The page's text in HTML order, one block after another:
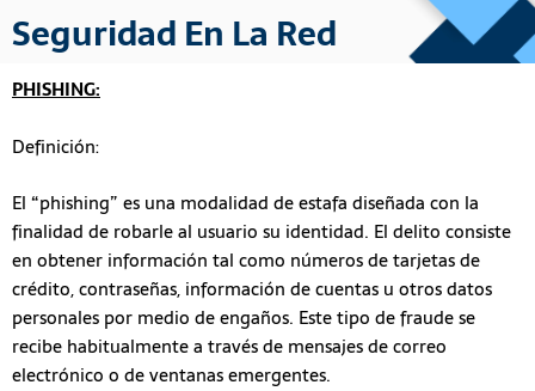
Seguridad En La Red
PHISHING:
Definición:
El “phishing” es una modalidad de estafa diseñada con la
finalidad de robarle al usuario su identidad. El delito consiste
en obtener información tal como números de tarjetas de
crédito, contraseñas, información de cuentas u otros datos
personales por medio de engaños. Este tipo de fraude se
recibe habitualmente a través de mensajes de correo
electrónico o de ventanas emergentes.